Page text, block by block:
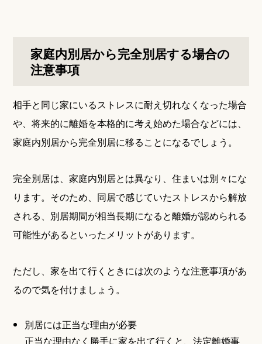
家庭内別居から完全別居する場合の
注意事項
相手と同じ家にいるストレスに耐え切れなくなった場合
や、将来的に離婚を本格的に考え始めた場合などには、
家庭内別居から完全別居に移ることになるでしょう。
完全別居は、家庭内別居とは異なり、住まいは別々にな
ります。そのため、同居で感じていたストレスから解放
される、別居期間が相当長期になると離婚が認められる
可能性があるといったメリットがあります。
ただし、家を出て行くときには次のような注意事項があ
るので気を付けましょう。
別居には正当な理由が必要
正当な理由なく勝手に家を出て行くと、法定離婚事